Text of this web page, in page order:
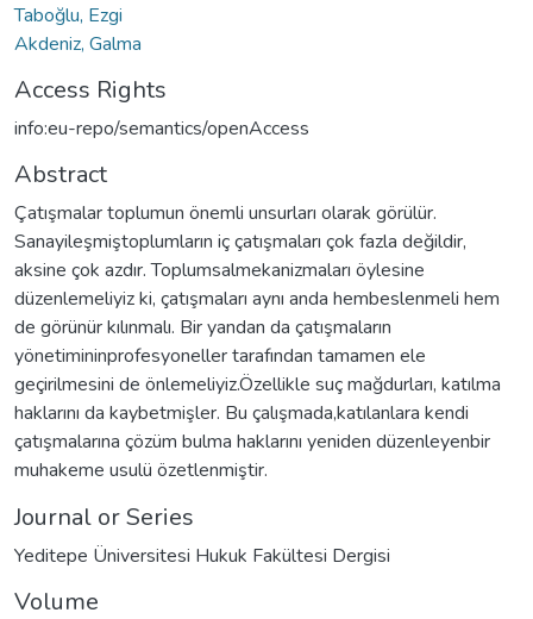
Taboğlu, Ezgi
Akdeniz, Galma
Access Rights
info:eu-repo/semantics/openAccess
Abstract
Çatışmalar toplumun önemli unsurları olarak görülür.
Sanayileşmiştoplumların iç çatışmaları çok fazla değildir,
aksine çok azdır. Toplumsalmekanizmaları öylesine
düzenlemeliyiz ki, çatışmaları aynı anda hembeslenmeli hem
de görünür kılınmalı. Bir yandan da çatışmaların
yönetimininprofesyoneller tarafından tamamen ele
geçirilmesini de önlemeliyiz.Özellikle suç mağdurları, katılma
haklarını da kaybetmişler. Bu çalışmada,katılanlara kendi
çatışmalarına çözüm bulma haklarını yeniden düzenleyenbir
muhakeme usulü özetlenmiştir.
Journal or Series
Yeditepe Üniversitesi Hukuk Fakültesi Dergisi
Volume